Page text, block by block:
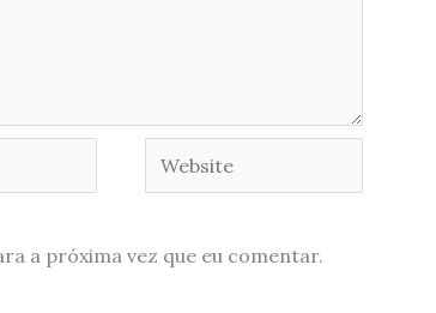
Website
a próxima vez que eu comentar.